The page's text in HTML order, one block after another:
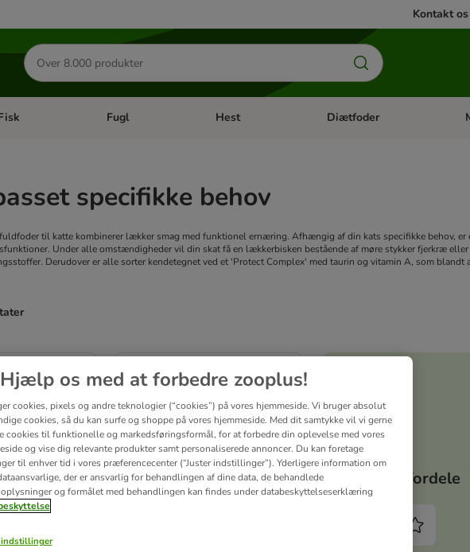
Kontakt os
Søg
efter
produkter
kategori menu: GnaverÅben kategori menu: Fisk
Fugl Åben kategori menu: Fugl
Hest Åben kategori menu: Hest
Diætfoder
specifikke behov
fuldfoder til katte kombinerer lækker smag med funktionel ernæring. Afhængig af din kats specifikke behov,
Under alle omstændigheder vil din skat få en lækkerbisken bestående af møre stykker fjerkræ
Derudover er alle sorter kendetegnet ved et 'Protect Complex' med taurin og vitamin A, som
been changed
Dine fordele
Hjælp os med at forbedre zooplus!
cookies, pixels og andre teknologier (“cookies”) på vores hjemmeside. Vi bruger absolut
cookies, så du kan surfe og shoppe på vores hjemmeside. Med dit samtykke vil vi gerne
cookies til funktionelle og markedsføringsformål, for at forbedre din oplevelse med vores
og vise dig relevante produkter samt personaliserede annoncer. Du kan foretage
til enhver tid i vores præferencecenter (“Juster indstillinger”). Yderligere information om
der er ansvarlig for behandlingen af ​​dine data, de behandlede
og formålet med behandlingen kan findes under databeskyttelseserklæring